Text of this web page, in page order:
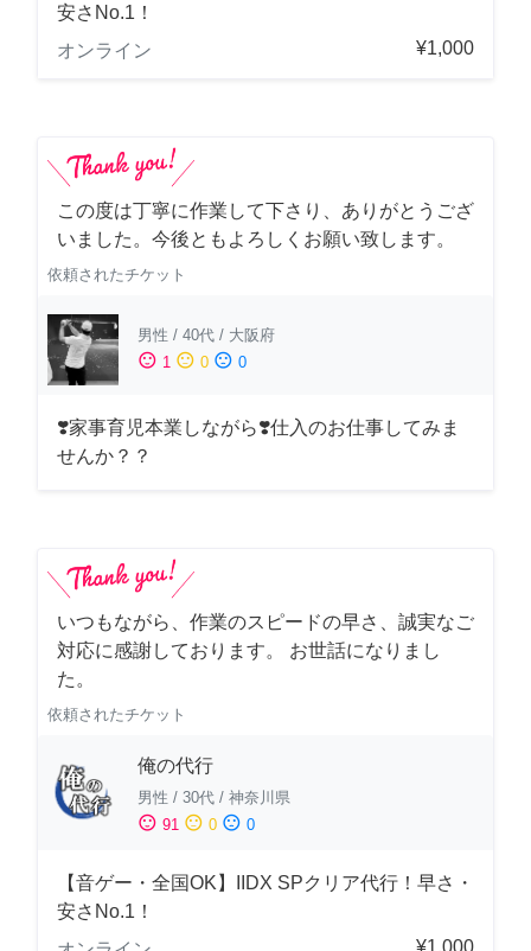
安さNo.1！
オンライン
¥1,000
この度は丁寧に作業して下さり、ありがとうござ
いました。今後ともよろしくお願い致します。
依頼されたチケット
男性 / 40代 / 大阪府
sentiment_satisfied 1 sentiment_neutral 0 sentiment_dissatisfied 0
❣️家事育児本業しながら❣️仕入のお仕事してみま
せんか？？
いつもながら、作業のスピードの早さ、誠実なご
対応に感謝しております。 お世話になりまし
た。
依頼されたチケット
俺の代行
男性 / 30代 / 神奈川県
sentiment_satisfied 91 sentiment_neutral 0 sentiment_dissatisfied 0
【音ゲー・全国OK】IIDX SPクリア代行！早さ・
安さNo.1！
¥1,000